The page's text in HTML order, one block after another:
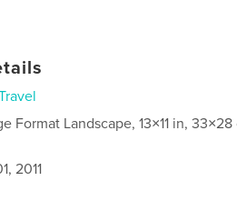
Format Landscape, 13×11 in, 33×28
2011